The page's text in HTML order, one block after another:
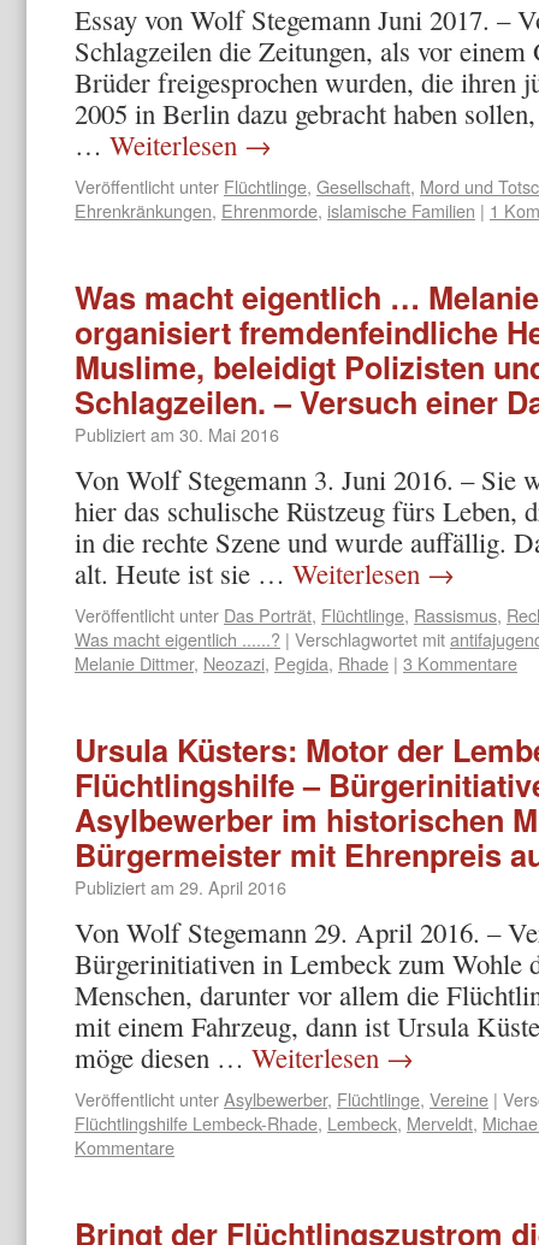
Essay von Wolf Stegemann Juni 2017. –
Schlagzeilen die Zeitungen, als vor
Brüder freigesprochen wurden, die ihren
2005 in Berlin dazu gebracht haben
… Weiterlesen →
Veröffentlicht unter Flüchtlinge, Gesellschaft, Mord und
Ehrenkränkungen, Ehrenmorde, islamische Familien | 1
Was macht eigentlich …
organisiert fremdenfeindliche
Muslime, beleidigt Polizisten
Schlagzeilen. – Versuch einer
Publiziert am 30. Mai 2016
Von Wolf Stegemann 3. Juni 2016. – Sie
hier das schulische Rüstzeug fürs Leben,
in die rechte Szene und wurde auffällig.
alt. Heute ist sie … Weiterlesen →
Veröffentlicht unter Das Porträt, Flüchtlinge, Rassismus,
Was macht eigentlich ......? | Verschlagwortet mit
Melanie Dittmer, Neozazi, Pegida, Rhade | 3 Kommentare
Ursula Küsters: Motor der
Flüchtlingshilfe –
Asylbewerber im historischen
Bürgermeister mit Ehrenpreis
Publiziert am 29. April 2016
Von Wolf Stegemann 29. April 2016. –
Bürgerinitiativen in Lembeck zum Wohle
Menschen, darunter vor allem die
mit einem Fahrzeug, dann ist Ursula
möge diesen … Weiterlesen →
Veröffentlicht unterAsylbewerber, Flüchtlinge, Vereine |
Flüchtlingshilfe Lembeck-Rhade, Lembeck, Merveldt,
Kommentare
Bringt der Flüchtlingszustrom